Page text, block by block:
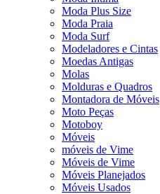
Moda Plus Size
Moda Praia
Moda Surf
Modeladores e Cintas
Moedas Antigas
Molas
Molduras e Quadros
Montadora de Móveis
Moto Peças
Motoboy
Móveis
móveis de Vime
Móveis de Vime
Móveis Planejados
Móveis Usados